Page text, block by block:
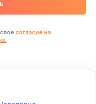
согласие на